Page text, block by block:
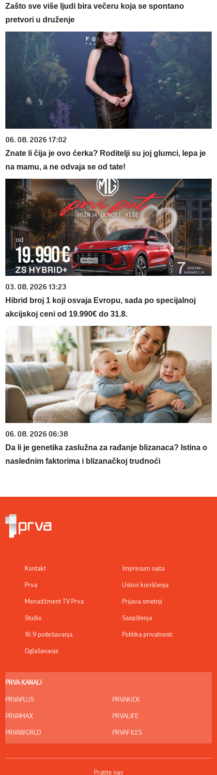
Zašto sve više ljudi bira večeru koja se spontano
pretvori u druženje
06. 08. 2026 17:02
Znate li čija je ovo ćerka? Roditelji su joj glumci, lepa je
na mamu, a ne odvaja se od tate!
03. 08. 2026 13:23
Hibrid broj 1 koji osvaja Evropu, sada po specijalnoj
akcijskoj ceni od 19.990€ do 31.8.
06. 08. 2026 06:38
Da li je genetika zaslužna za rađanje blizanaca? Istina o
naslednim faktorima i blizanačkoj trudnoći
Kontakt
Prva
Menadžment TV Prva
Studio
16:9 podešavanja
Oglašavanje
Impresum sajta
Uslovi korišćenja
Prijava smetnji
Saopštenja
Politika privatnosti
PRVA KANALI
PRVAPLUS
PRVAMAX
PRVAWORLD
PRVAKICK
PRVALIFE
PRVAFILES
Pratite nas